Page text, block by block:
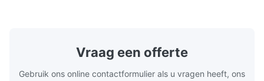
Vraag een offerte
Gebruik ons online contactformulier als u vragen heeft, ons